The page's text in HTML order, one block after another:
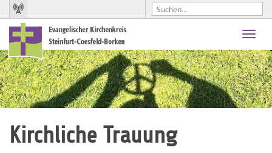
Kirchliche Trauung